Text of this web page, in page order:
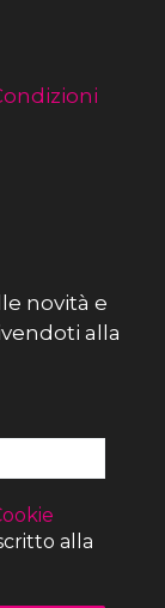
novità e
alla
alla